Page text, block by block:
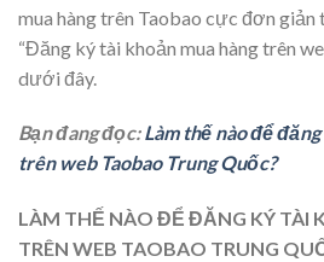
mua hàng trên Taobao cực đơn giản
“Đăng ký tài khoản mua hàng trên
dưới đây.
Bạn đang đọc:Làm thế nào để
trên web Taobao Trung Quốc?
LÀM THẾ NÀO ĐỂ ĐĂNG KÝ TÀI
TRÊN WEB TAOBAO TRUNG